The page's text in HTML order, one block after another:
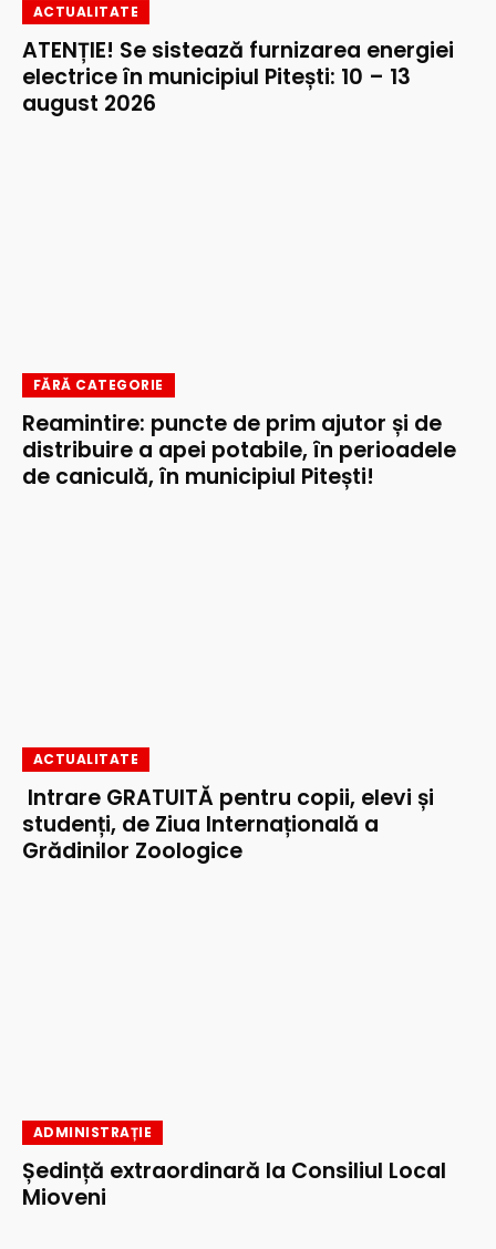
ACTUALITATE
ATENȚIE! Se sistează furnizarea energiei
electrice în municipiul Pitești: 10 – 13
august 2026
FĂRĂ CATEGORIE
Reamintire: puncte de prim ajutor și de
distribuire a apei potabile, în perioadele
de caniculă, în municipiul Pitești!
ACTUALITATE
Intrare GRATUITĂ pentru copii, elevi și
studenți, de Ziua Internațională a
Grădinilor Zoologice
ADMINISTRAȚIE
Ședință extraordinară la Consiliul Local
Mioveni